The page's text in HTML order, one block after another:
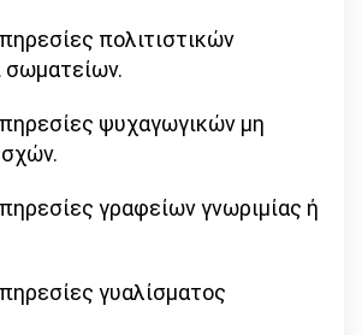
πολιτιστικών
σωματείων.
ψυχαγωγικών μη
γραφείων γνωριμίας ή
γυαλίσματος